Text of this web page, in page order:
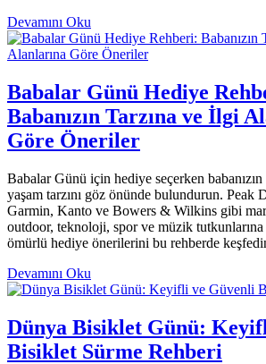
Devamını Oku
Babalar Günü Hediye
Babanızın Tarzına ve İlgi
Göre Öneriler
Babalar Günü için hediye seçerken babanızın
yaşam tarzını göz önünde bulundurun. Peak
Garmin, Kanto ve Bowers & Wilkins gibi
outdoor, teknoloji, spor ve müzik
ömürlü hediye önerilerini bu rehberde
Devamını Oku
Dünya Bisiklet Günü:
Bisiklet Sürme Rehberi